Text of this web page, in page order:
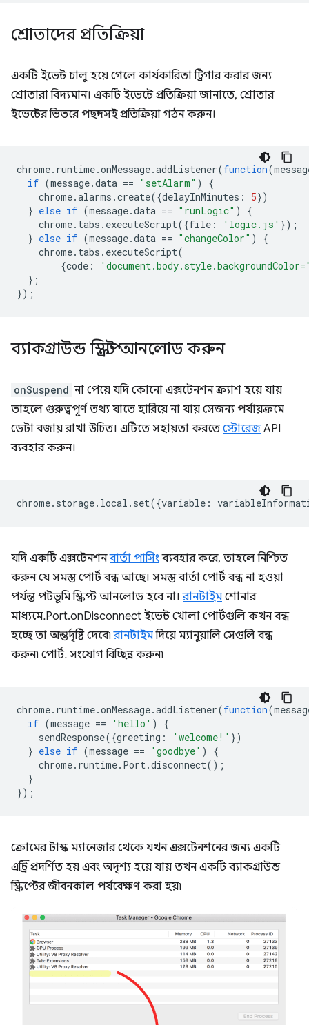
শ্রোতাদের প্রতিক্রিয়া
একটি ইভেন্ট চালু হয়ে গেলে কার্যকারিতা ট্রিগার করার জন্য
শ্রোতারা বিদ্যমান। একটি ইভেন্টে প্রতিক্রিয়া জানাতে, শ্রোতার
ইভেন্টের ভিতরে পছন্দসই প্রতিক্রিয়া গঠন করুন।
chrome. runtime.onMessage.addListener(function(
if (message.data == "setAlarm" )
{
chrome.alarms .create({delayInMinutes : 5})
} else if (message.data == "runLogic" )
{
chrome. tabs . executeScript({file : 'logic.js' });
} else if (message.data == "changeColor" )
{
chrome. tabs . executeScript(
{code :
};
});
ব্যাকগ্রাউন্ড স্ক্রিপ্ট আনলোড করুন
onSuspend না পেয়ে যদি কোনো এক্সটেনশন ক্র্যাশ হয়ে যায়
তাহলে গুরুত্বপূর্ণ তথ্য যাতে হারিয়ে না যায় সেজন্য পর্যায়ক্রমে
ডেটা বজায় রাখা উচিত। এটিতে সহায়তা করতে স্টোরেজ API
ব্যবহার করুন।
chrome. storage. local . set({variable :
যদি একটি এক্সটেনশনবার্তা পাসিংব্যবহার করে, তাহলে নিশ্চিত
করুন যে সমস্ত পোর্ট বন্ধ আছে। সমস্ত বার্তা পোর্ট বন্ধ না হওয়া
পর্যন্ত পটভূমি স্ক্রিপ্ট আনলোড হবে না।রানটাইম শোনার
মাধ্যমে.Port.onDisconnect ইভেন্ট খোলা পোর্টগুলি কখন বন্ধ
হচ্ছে তা অন্তর্দৃষ্টি দেবে৷রানটাইমদিয়ে ম্যানুয়ালি সেগুলি বন্ধ
করুন৷ পোর্ট. সংযোগ বিচ্ছিন্ন করুন৷
chrome. runtime.onMessage.addListener(function(
if (message == 'hello' )
{
sendResponse({greeting : 'welcome!' })
} else if (message == 'goodbye' )
{
chrome. runtime. Port.disconnect();
}
});
ক্রোমের টাস্ক ম্যানেজার থেকে যখন এক্সটেনশনের জন্য একটি
এন্ট্রি প্রদর্শিত হয় এবং অদৃশ্য হয়ে যায় তখন একটি ব্যাকগ্রাউন্ড
স্ক্রিপ্টের জীবনকাল পর্যবেক্ষণ করা হয়৷